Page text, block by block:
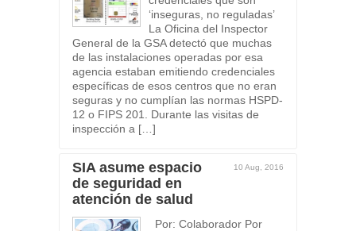
‘inseguras, no reguladas’
La Oficina del Inspector
General de la GSA detectó que muchas
de las instalaciones operadas por esa
agencia estaban emitiendo credenciales
específicas de esos centros que no eran
seguras y no cumplían las normas HSPD-
12 o FIPS 201. Durante las visitas de
inspección a […]
10 Aug, 2016
SIA asume espacio
de seguridad en
atención de salud
Por: Colaborador Por